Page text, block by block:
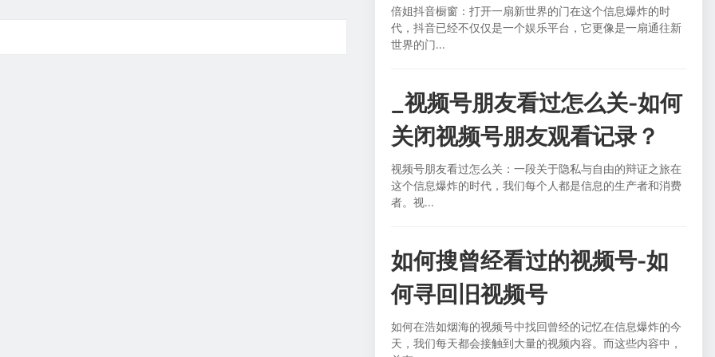
倍姐抖音橱窗：打开一扇新世界的门在这个信息爆炸的时
代，抖音已经不仅仅是一个娱乐平台，它更像是一扇通往新
世界的门...
_视频号朋友看过怎么关-如何
关闭视频号朋友观看记录？
视频号朋友看过怎么关：一段关于隐私与自由的辩证之旅在
这个信息爆炸的时代，我们每个人都是信息的生产者和消费
者。视...
如何搜曾经看过的视频号-如
何寻回旧视频号
如何在浩如烟海的视频号中找回曾经的记忆在信息爆炸的今
天，我们每天都会接触到大量的视频内容。而这些内容中，